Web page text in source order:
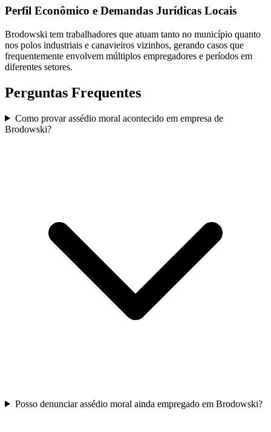
Perfil Econômico e Demandas Jurídicas Locais
Brodowski tem trabalhadores que atuam tanto no município quanto
nos polos industriais e canavieiros vizinhos, gerando casos que
frequentemente envolvem múltiplos empregadores e períodos em
diferentes setores.
Perguntas Frequentes
Como provar assédio moral acontecido em empresa de
Brodowski?
Posso denunciar assédio moral ainda empregado em Brodowski?